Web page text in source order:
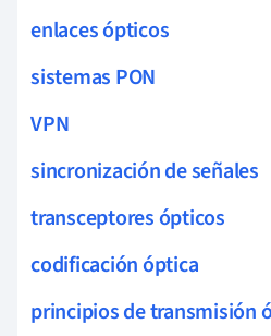
enlaces ópticos
sistemas PON
VPN
sincronización de señales
transceptores ópticos
codificación óptica
principios de transmisión